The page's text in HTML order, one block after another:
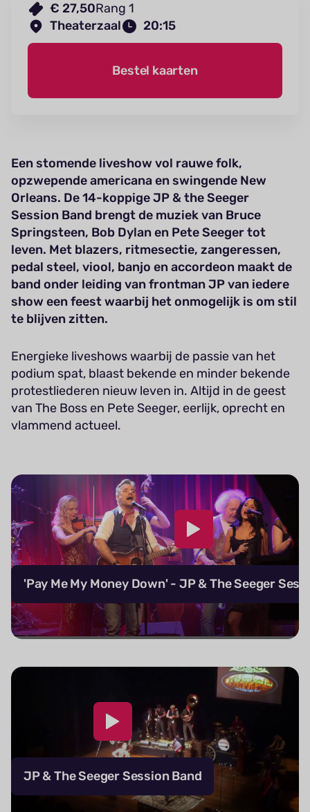
€ 27,50Rang 1
Theaterzaal
20:15
Bestel kaarten
Een stomende liveshow vol rauwe folk,
opzwepende americana en swingende New
Orleans. De 14-koppige JP & the Seeger
Session Band brengt de muziek van Bruce
Springsteen, Bob Dylan en Pete Seeger tot
leven. Met blazers, ritmesectie, zangeressen,
pedal steel, viool, banjo en accordeon maakt de
band onder leiding van frontman JP van iedere
show een feest waarbij het onmogelijk is om stil
te blijven zitten.
Energieke liveshows waarbij de passie van het
podium spat, blaast bekende en minder bekende
protestliederen nieuw leven in. Altijd in de geest
van The Boss en Pete Seeger, eerlijk, oprecht en
vlammend actueel.
'Pay Me My Money Down' - JP & The Seeger
JP & The Seeger Session Band